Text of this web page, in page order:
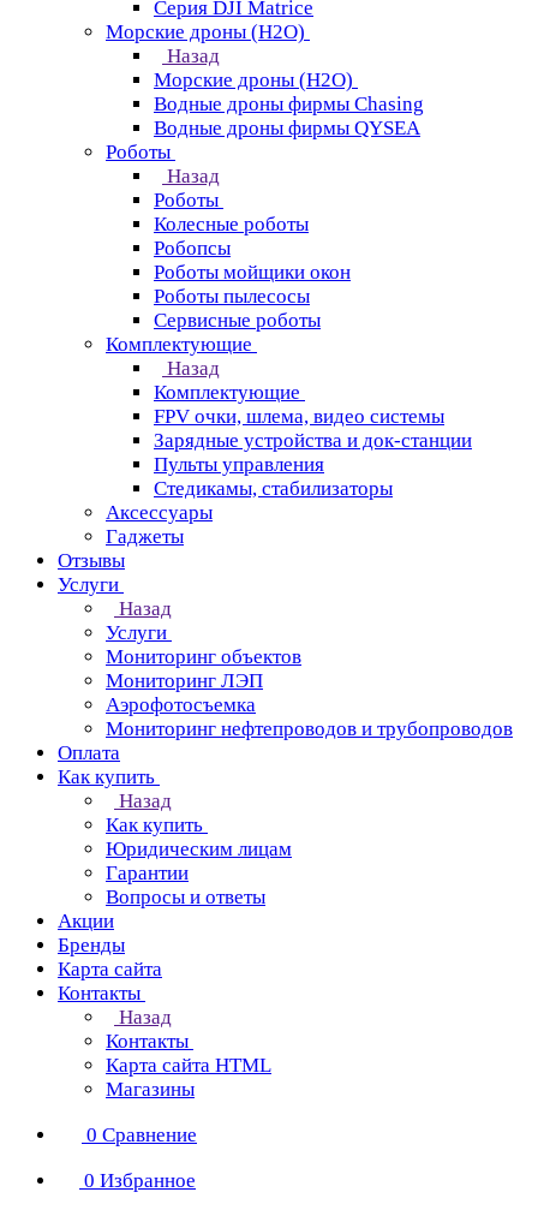
Серия DJI Matrice
Морские дроны (H2O)
Назад
Морские дроны (H2O)
Водные дроны фирмы Chasing
Водные дроны фирмы QYSEA
Роботы
Назад
Роботы
Колесные роботы
Робопсы
Роботы мойщики окон
Роботы пылесосы
Сервисные роботы
Комплектующие
Назад
Комплектующие
FPV очки, шлема, видео системы
Зарядные устройства и док-станции
Пульты управления
Стедикамы, стабилизаторы
Аксессуары
Гаджеты
Отзывы
Услуги
Назад
Услуги
Мониторинг объектов
Мониторинг ЛЭП
Аэрофотосъемка
Мониторинг нефтепроводов и трубопроводов
Оплата
Как купить
Назад
Как купить
Юридическим лицам
Гарантии
Вопросы и ответы
Акции
Бренды
Карта сайта
Контакты
Назад
Контакты
Карта сайта HTML
Магазины
0 Сравнение
0 Избранное